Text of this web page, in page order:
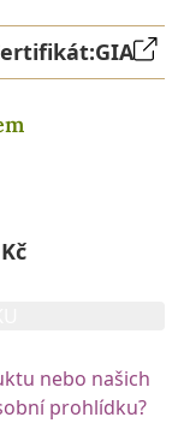
GIA
nebo našich
prohlídku?